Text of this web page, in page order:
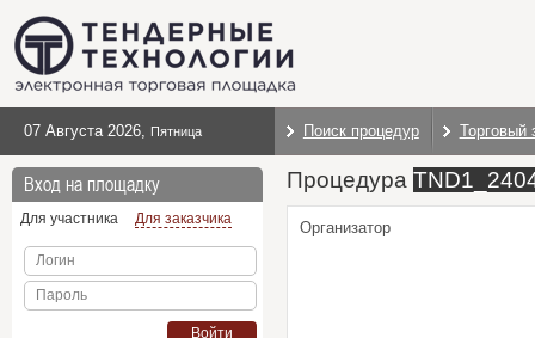
07 Августа 2026, Пятница Поиск процедур Торговый
Вход на площадку
Для участника Для заказчика
Логин
Пароль
Войти
Процедура
Организатор